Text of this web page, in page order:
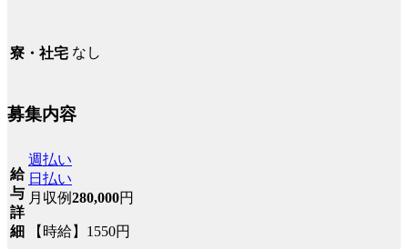
寮・社宅 なし
募集内容
給
与
詳
細
週払い
日払い
月収例280,000円
【時給】1550円